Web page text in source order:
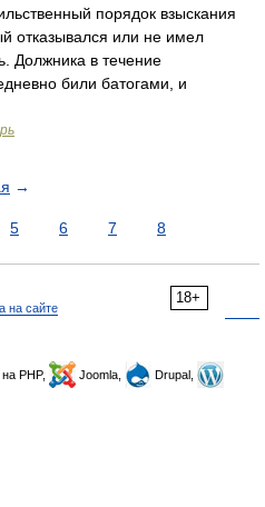
порядок взыскания
отказывался или не имел
Должника в течение
били батогами, и
→
5 6 7 8
18+
на сайте
PHP, Joomla,
Drupal,